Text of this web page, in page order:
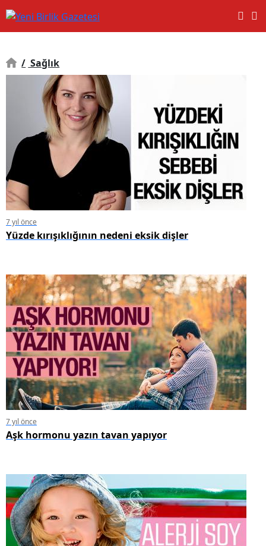
/ Sağlık
7 yıl önce
Yüzde kırışıklığının nedeni eksik dişler
7 yıl önce
Aşk hormonu yazın tavan yapıyor